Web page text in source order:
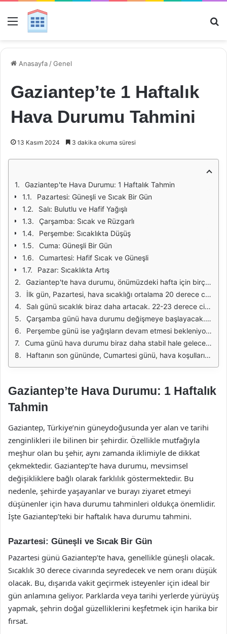
Menü
Anasayfa /Genel
Gaziantep’te 1 Haftalık
Hava Durumu Tahmini
13 Kasım 2024 3 dakika okuma süresi
Gaziantep'te Hava Durumu: 1 Haftalık Tahmin
Pazartesi: Güneşli ve Sıcak Bir Gün
Salı: Bulutlu ve Hafif Yağışlı
Çarşamba: Sıcak ve Rüzgarlı
Perşembe: Sıcaklıkta Düşüş
Cuma: Güneşli Bir Gün
Cumartesi: Hafif Sıcak ve Güneşli
Pazar: Sıcaklıkta Artış
Gaziantep'te hava durumu, önümüzdeki hafta için birçok insanın planlarını etkileyebilecek önemli bir faktör. Şehir, yılın bu döneminde genellikle ılıman bir iklim sunar. Ancak, beklenen hava koşulları, günlük aktiviteleri ve dış mekan etkinliklerini etkileyebilir. Bu nedenle, hava durumu tahminlerini takip etmek büyük önem taşır.
İlk gün, Pazartesi, hava sıcaklığı ortalama 20 derece civarında olacak. Sabah saatlerinde hafif bir sis bekleniyor, fakat gün ilerledikçe güneş yüzünü gösterecek. Bu durum, özellikle sabah erken saatlerde dışarıda olacaklar için dikkat edilmesi gereken bir durum. Gün içinde ise hafif rüzgarlar, havanın daha da ferahlamasını sağlayacak.
Salı günü sıcaklık biraz daha artacak. 22-23 derece civarlarında seyretmesi beklenen hava, güneşli bir gün sunacak. Ancak, öğle saatlerinde UV indeksinin yüksek olabileceği öngörülüyor. Bu nedenle dışarıda vakit geçirenlerin güneş koruyucu kullanmaları tavsiye ediliyor.
Çarşamba günü hava durumu değişmeye başlayacak. Yağmur ihtimali belirecek ve sıcaklık 18 derece civarına düşecek. Hafif yağışlar beklenirken, özellikle akşam saatlerinde hava daha serin hissedilecek. Dışarı çıkmayı planlayanların yanlarına şemsiye almaları faydalı olacaktır.
Perşembe günü ise yağışların devam etmesi bekleniyor. Sıcaklık 16-17 derece arasında dalgalanacak. Bu gün, özellikle açık alan etkinlikleri için pek uygun olmayabilir. Ayrıca, nem oranının artması nedeniyle hissedilen sıcaklığın daha düşük olacağı öngörülüyor.
Cuma günü hava durumu biraz daha stabil hale gelecek. Yağmurlar yerini parçalı bulutlu bir havaya bırakacak. Sıcaklık 19 dereceye kadar yükselirken, rüzgarın da etkisiyle serin bir gün geçirilecek. Bu gün, dışarıda vakit geçirmek isteyenler için daha elverişli olabilir.
Haftanın son gününde, Cumartesi günü, hava koşullarının daha da iyileşmesi bekleniyor. Güneşin bolca görüneceği bir gün ve sıcaklık 21-22 derece civarında seyredecek. Böylece, Gaziantep'te hafta sonu etkinlikleri için güzel bir hava sağlanmış olacak. İnsanlar, piknikler, yürüyüşler ve diğer açık hava aktiviteleri için bu fırsatı değerlendirebilirler.
Gaziantep’te Hava Durumu: 1 Haftalık
Tahmin
Gaziantep, Türkiye’nin güneydoğusunda yer alan ve tarihi
zenginlikleri ile bilinen bir şehirdir. Özellikle mutfağıyla
meşhur olan bu şehir, aynı zamanda iklimiyle de dikkat
çekmektedir. Gaziantep’te hava durumu, mevsimsel
değişikliklere bağlı olarak farklılık göstermektedir. Bu
nedenle, şehirde yaşayanlar ve burayı ziyaret etmeyi
düşünenler için hava durumu tahminleri oldukça önemlidir.
İşte Gaziantep’teki bir haftalık hava durumu tahmini.
Pazartesi: Güneşli ve Sıcak Bir Gün
Pazartesi günü Gaziantep’te hava, genellikle güneşli olacak.
Sıcaklık 30 derece civarında seyredecek ve nem oranı düşük
olacak. Bu, dışarıda vakit geçirmek isteyenler için ideal bir
gün anlamına geliyor. Parklarda veya tarihi yerlerde yürüyüş
yapmak, şehrin doğal güzelliklerini keşfetmek için harika bir
fırsat.